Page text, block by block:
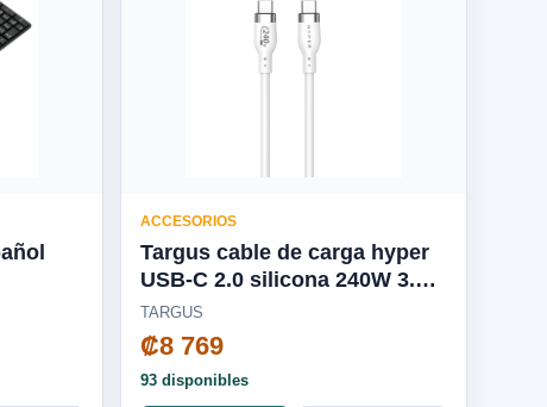
ACCESORIOS
Targus cable de carga hyper
USB-C 2.0 silicona 240W 3.3'
blanco - HJ4001WHGL
TARGUS
₡8 769
93 disponibles